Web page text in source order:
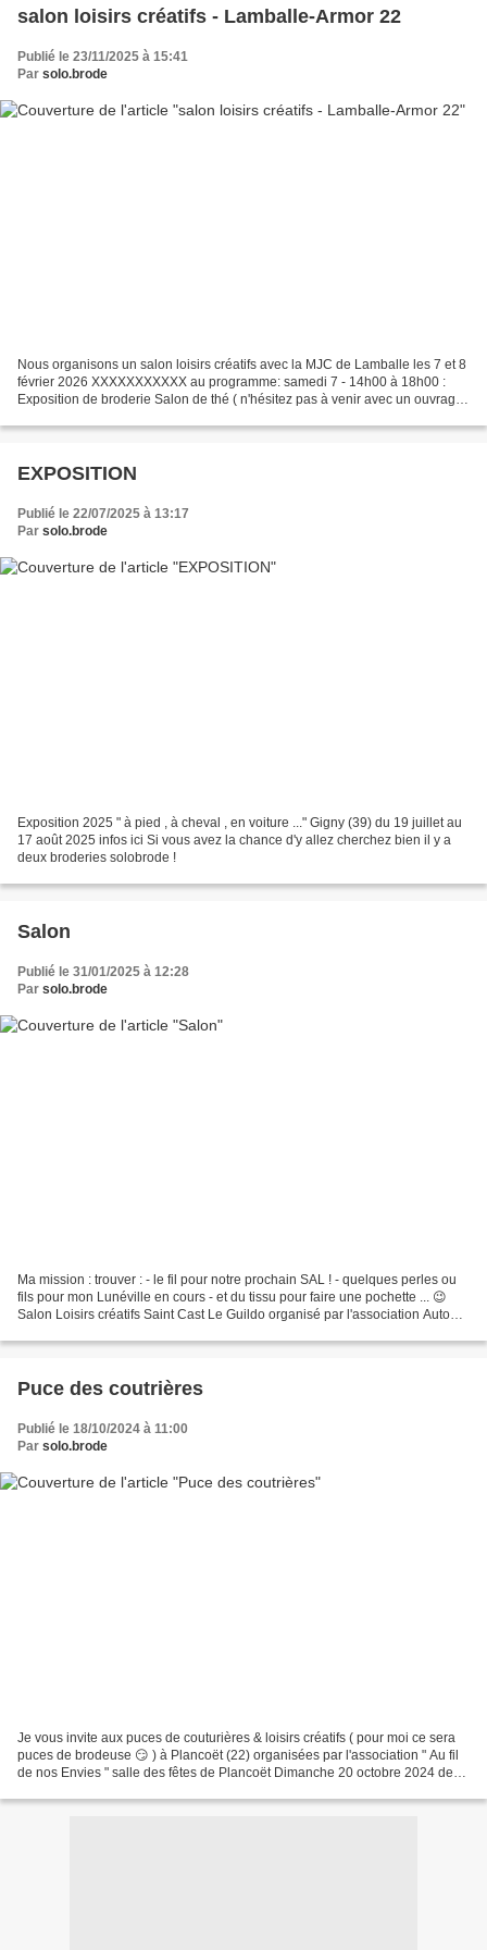
salon loisirs créatifs - Lamballe-Armor 22
Publié le 23/11/2025 à 15:41
Par solo.brode
Nous organisons un salon loisirs créatifs avec la MJC de Lamballe les 7 et 8
février 2026 XXXXXXXXXXX au programme: samedi 7 - 14h00 à 18h00 :
Exposition de broderie Salon de thé ( n'hésitez pas à venir avec un ouvrage
EXPOSITION
Publié le 22/07/2025 à 13:17
Par solo.brode
Exposition 2025 " à pied , à cheval , en voiture ..." Gigny (39) du 19 juillet au
17 août 2025 infos ici Si vous avez la chance d'y allez cherchez bien il y a
deux broderies solobrode !
Salon
Publié le 31/01/2025 à 12:28
Par solo.brode
Ma mission : trouver : - le fil pour notre prochain SAL ! - quelques perles ou
fils pour mon Lunéville en cours - et du tissu pour faire une pochette ... 😉
Salon Loisirs créatifs Saint Cast Le Guildo organisé par l'association Autour
Puce des coutrières
Publié le 18/10/2024 à 11:00
Par solo.brode
Je vous invite aux puces de couturières & loisirs créatifs ( pour moi ce sera
puces de brodeuse 😏 ) à Plancoët (22) organisées par l'association " Au fil
de nos Envies " salle des fêtes de Plancoët Dimanche 20 octobre 2024 de